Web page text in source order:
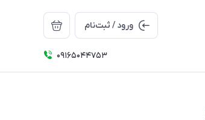
ورود / ثبت‌نام
09165044753